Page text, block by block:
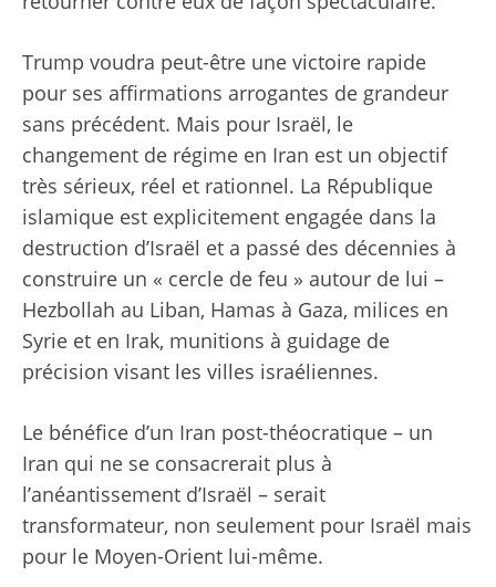
Trump voudra peut-être une victoire rapide
pour ses affirmations arrogantes de grandeur
sans précédent. Mais pour Israël, le
changement de régime en Iran est un objectif
très sérieux, réel et rationnel. La République
islamique est explicitement engagée dans la
destruction d’Israël et a passé des décennies à
construire un « cercle de feu » autour de lui –
Hezbollah au Liban, Hamas à Gaza, milices en
Syrie et en Irak, munitions à guidage de
précision visant les villes israéliennes.
Le bénéfice d’un Iran post-théocratique – un
Iran qui ne se consacrerait plus à
l’anéantissement d’Israël – serait
transformateur, non seulement pour Israël mais
pour le Moyen-Orient lui-même.